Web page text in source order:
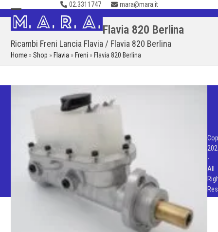
Skip
to
content
02.3311747 mara@mara.it
Open
menu
Close
menu
Flavia 820 Berlina
Ricambi Freni Lancia Flavia / Flavia 820 Berlina
Home »Shop » Flavia » Freni » Flavia 820 Berlina
-
All